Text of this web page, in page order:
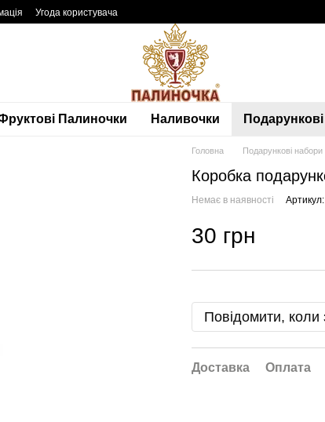
Угода користувача
Палиночки Наливочки
Головна Подарункові набори
Коробка
Немає в наявності
30 грн
Повідомити, коли
Доставка Оплата